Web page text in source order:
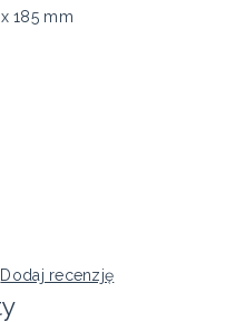
185 mm
Dodaj recenzję